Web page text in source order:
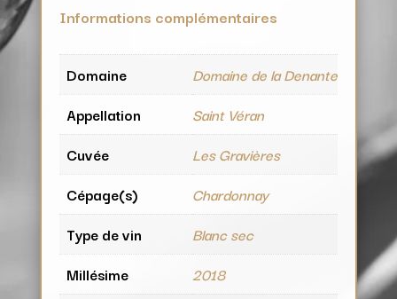
Informations complémentaires
Domaine
Domaine de la Denante
Appellation
Saint Véran
Cuvée
Les Gravières
Cépage(s)
Chardonnay
Type de vin
Blanc sec
Millésime
2018